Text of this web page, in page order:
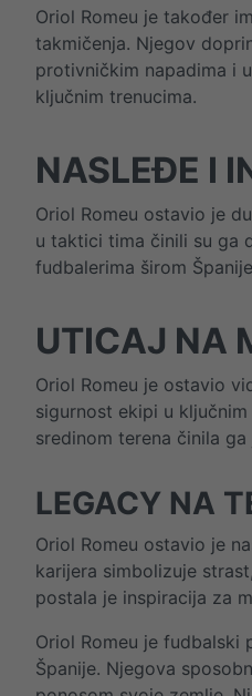
Oriol Romeu je također
takmičenja. Njegov
protivničkim napadima i
ključnim trenucima.
NASLEĐE I
Oriol Romeu ostavio je
u taktici tima činili su ga
fudbalerima širom
UTICAJ NA
Oriol Romeu je ostavio
sigurnost ekipi u
sredinom terena činila
LEGACY NA
Oriol Romeu ostavio je
karijera simbolizuje
postala je inspiracija za
Oriol Romeu je
Španije. Njegova